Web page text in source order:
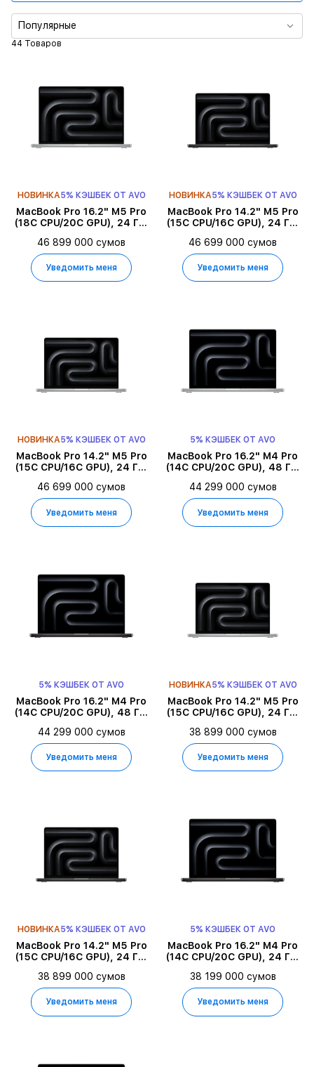
Память
Диагональ экрана
Подтип продукта
Тип продукта
44 Товаров
Популярные
НОВИНКА5% КЭШБЕК ОТ AVO
MacBook Pro 16.2" M5 Pro
(18C CPU/20C GPU), 24 ГБ,
46 899 000 сумов
Уведомить меня
НОВИНКА5% КЭШБЕК ОТ AVO
MacBook Pro 14.2" M5 Pro
(15C CPU/16C GPU), 24 ГБ,
46 699 000 сумов
Уведомить меня
НОВИНКА5% КЭШБЕК ОТ AVO
MacBook Pro 14.2" M5 Pro
(15C CPU/16C GPU), 24 ГБ,
46 699 000 сумов
Уведомить меня
5% КЭШБЕК ОТ AVO
MacBook Pro 16.2" M4 Pro
(14C CPU/20C GPU), 48 ГБ,
44 299 000 сумов
Уведомить меня
5% КЭШБЕК ОТ AVO
MacBook Pro 16.2" M4 Pro
(14C CPU/20C GPU), 48 ГБ,
44 299 000 сумов
Уведомить меня
НОВИНКА5% КЭШБЕК ОТ AVO
MacBook Pro 14.2" M5 Pro
(15C CPU/16C GPU), 24 ГБ,
38 899 000 сумов
Уведомить меня
НОВИНКА5% КЭШБЕК ОТ AVO
MacBook Pro 14.2" M5 Pro
(15C CPU/16C GPU), 24 ГБ,
38 899 000 сумов
Уведомить меня
5% КЭШБЕК ОТ AVO
MacBook Pro 16.2" M4 Pro
(14C CPU/20C GPU), 24 ГБ,
38 199 000 сумов
Уведомить меня